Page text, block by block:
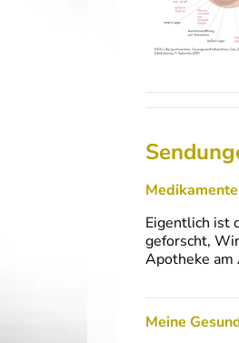
Eigentlich ist
geforscht,
Apotheke am
Meine